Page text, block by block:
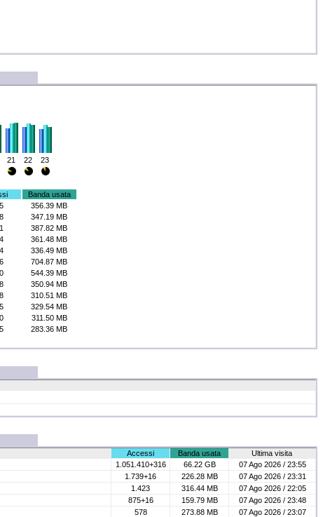
21 22 23
Banda usata
356.39 MB
347.19 MB
387.82 MB
361.48 MB
336.49 MB
704.87 MB
544.39 MB
350.94 MB
310.51 MB
329.54 MB
311.50 MB
283.36 MB
Accessi Banda usata
Ultima visita
1.051.410+316 66.22 GB
07 Ago 2026 / 23:55
1.739+16 226.28 MB
07 Ago 2026 / 23:31
1.423 316.44 MB
07 Ago 2026 / 22:05
875+16 159.79 MB
07 Ago 2026 / 23:48
578 273.88 MB
07 Ago 2026 / 23:07